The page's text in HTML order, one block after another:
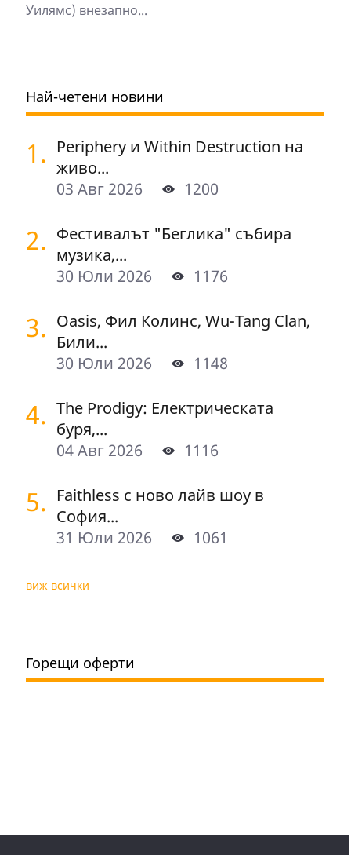
Уилямс) внезапно...
Най-четени новини
1. Periphery и Within Destruction на
живо...
03 Авг 2026
1200
2. Фестивалът "Беглика" събира
музика,...
30 Юли 2026
1176
3. Oasis, Фил Колинс, Wu-Tang Clan,
Били...
30 Юли 2026
1148
4. The Prodigy: Електрическата
буря,...
04 Авг 2026
1116
5. Faithless с ново лайв шоу в
София...
31 Юли 2026
1061
виж всички
Горещи оферти